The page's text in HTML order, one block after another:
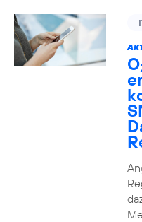
O